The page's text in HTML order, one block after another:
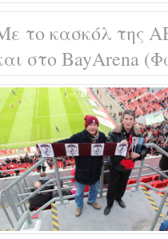
το κασκόλ της
στο BayArena